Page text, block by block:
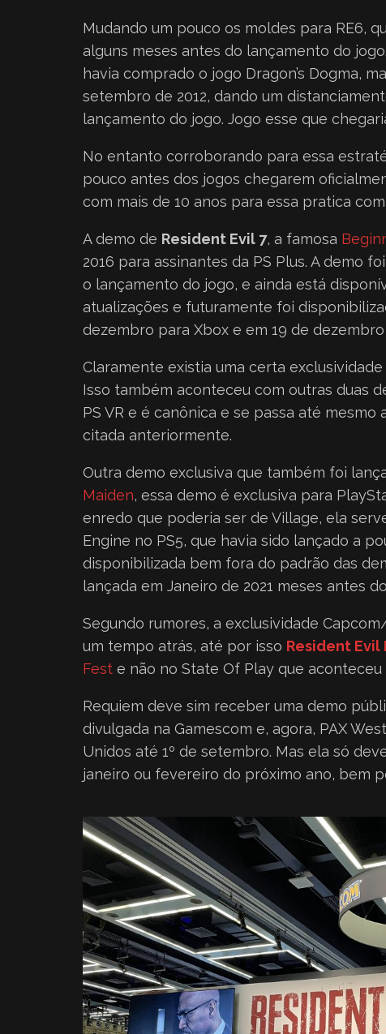
Mudando um pouco os moldes para RE6,
alguns meses antes do lançamento do
havia comprado o jogo Dragon’s Dogma,
setembro de 2012, dando um
lançamento do jogo. Jogo esse que
No entanto corroborando para essa
pouco antes dos jogos chegarem
com mais de 10 anos para essa pratica
A demo de Resident Evil 7, a famosa
2016 para assinantes da PS Plus. A demo
o lançamento do jogo, e ainda está
atualizações e futuramente foi
dezembro para Xbox e em 19 de dezembro
Claramente existia uma certa exclusividade
Isso também aconteceu com outras duas
PS VR e é canônica e se passa até
citada anteriormente.
Outra demo exclusiva que também foi
Maiden, essa demo é exclusiva para
enredo que poderia ser de Village, ela
Engine no PS5, que havia sido lançado a
disponibilizada bem fora do padrão das
lançada em Janeiro de 2021 meses antes
Segundo rumores, a exclusividade
um tempo atrás, até por isso Resident Evil
Fest e não no State Of Play que aconteceu
Requiem deve sim receber uma demo
divulgada na Gamescom e, agora, PAX
Unidos até 1º de setembro. Mas ela só
janeiro ou fevereiro do próximo ano, bem